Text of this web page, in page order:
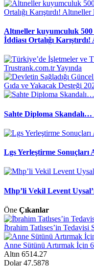
Altıneller kuyumculuk
İddiası Ortalığı
Sahte Diploma Skandalı…
Lgs Yerleştirme Sonuçları
Mhp’li Vekil Levent
Öne Çıkanlar
İ̇brahim Tatlıses’in Tedavisi
Anne Sütünü Artırmak İçin
Altın 6514.27
Dolar47.5878